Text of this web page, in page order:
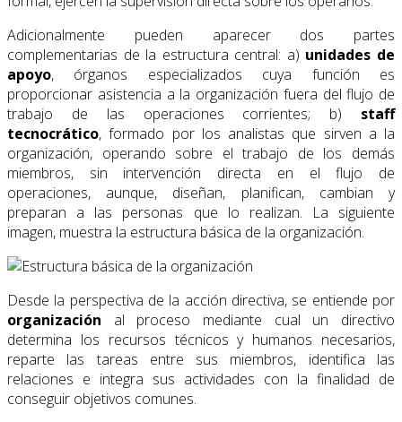
Adicionalmente pueden aparecer dos partes
complementarias de la estructura central: a) unidades de
apoyo, órganos especializados cuya función es
proporcionar asistencia a la organización fuera del flujo de
trabajo de las operaciones corrientes; b) staff
tecnocrático, formado por los analistas que sirven a la
organización, operando sobre el trabajo de los demás
miembros, sin intervención directa en el flujo de
operaciones, aunque, diseñan, planifican, cambian y
preparan a las personas que lo realizan. La siguiente
imagen, muestra la estructura básica de la organización.
Desde la perspectiva de la acción directiva, se entiende por
organización al proceso mediante cual un directivo
determina los recursos técnicos y humanos necesarios,
reparte las tareas entre sus miembros, identifica las
relaciones e integra sus actividades con la finalidad de
conseguir objetivos comunes.